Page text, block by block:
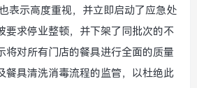
表示高度重视，并立即启动了应急处
要求停业整顿，并下架了同批次的不
将对所有门店的餐具进行全面的质量
餐具清洗消毒流程的监管，以杜绝此